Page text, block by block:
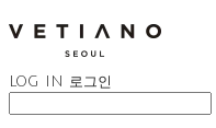
LOG IN 로그인